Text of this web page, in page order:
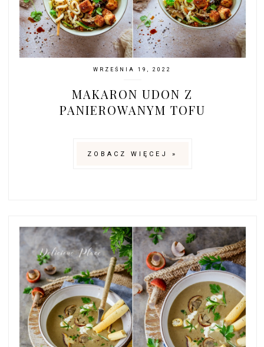
WRZEŚNIA 19, 2022
MAKARON UDON Z
PANIEROWANYM TOFU
ZOBACZ WIĘCEJ »